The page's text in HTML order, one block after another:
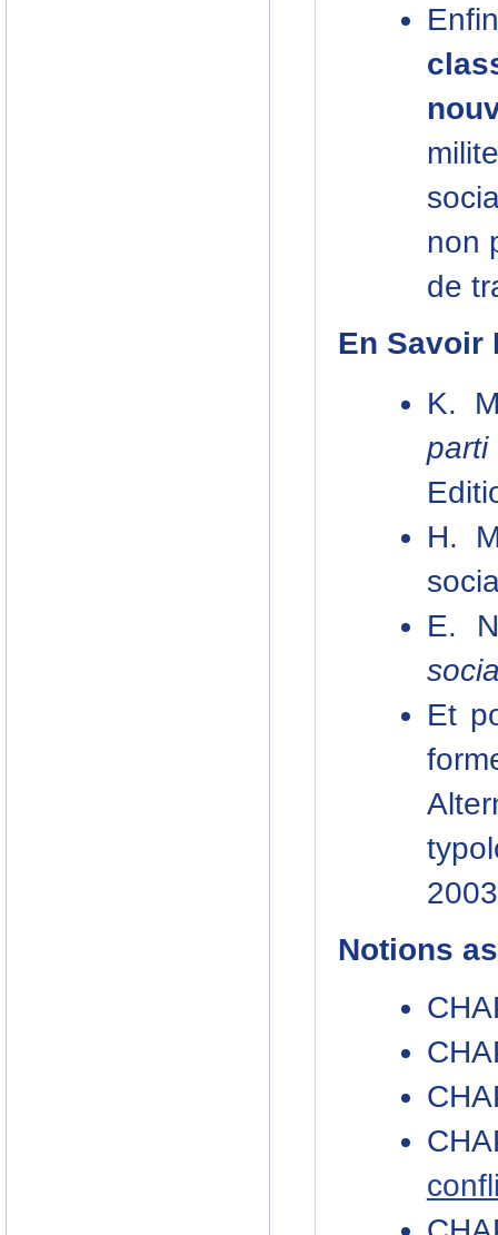
non
de
En Savoir
K.
parti
H.
E.
Et
Notions